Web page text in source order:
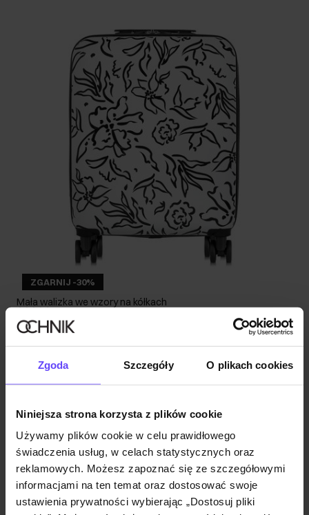
Zgoda Szczegóły O plikach cookies
Niniejsza strona korzysta z plików cookie
Używamy plików cookie w celu prawidłowego
świadczenia usług, w celach statystycznych oraz
reklamowych. Możesz zapoznać się ze szczegółowymi
informacjami na ten temat oraz dostosować swoje
ustawienia prywatności wybierając „Dostosuj pliki
ZGARNIJ -30%
Mała walizka we wzory na kółkach
139,90 zł
199,90 zł -najniższa cena z 30 dni przed obniżką